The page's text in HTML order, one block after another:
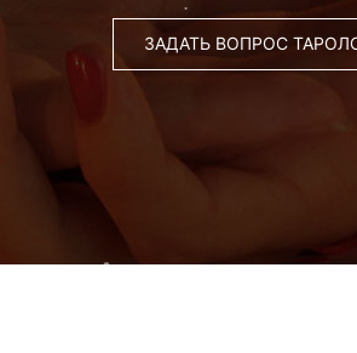
ЗАДАТЬ ВОПРОС